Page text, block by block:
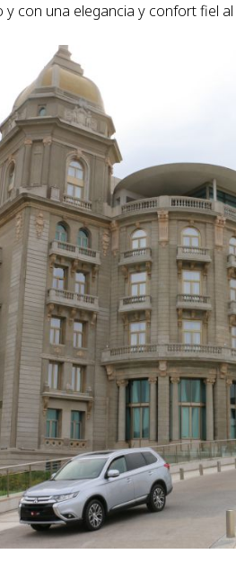
con una elegancia y confort fiel